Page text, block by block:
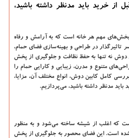
از خرید باید مدنظر داشته باشید،
بخش‌های مهم هر خانه است که به آرامش و رفاه
تاثیرگذار در طراحی و بهینه‌سازی فضای حمام،
نه تنها به حفظ نظافت و جلوگیری از پخش
متنوع و مدرن، زیبایی و کارایی حمام را
کامل کابین دوش، انواع مختلف آن، مزایا،
مدنظر داشته باشید، می‌پردازیم.
که اغلب از شیشه ساخته می‌شود و به منظور
است. این فضای محصور به جلوگیری از پخش